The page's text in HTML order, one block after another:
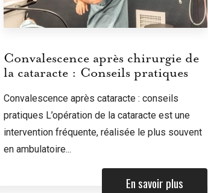
Convalescence après chirurgie de
la cataracte : Conseils pratiques
Convalescence après cataracte : conseils
pratiques L’opération de la cataracte est une
intervention fréquente, réalisée le plus souvent
en ambulatoire...
En savoir plus